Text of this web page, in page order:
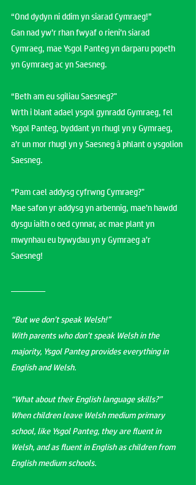
“Ond dydyn ni ddim yn siarad Cymraeg!”
Gan nad yw’r rhan fwyaf o rieni’n siarad
Cymraeg, mae Ysgol Panteg yn darparu popeth
yn Gymraeg ac yn Saesneg.
“Beth am eu sgiliau Saesneg?"
Wrth i blant adael ysgol gynradd Gymraeg, fel
Ysgol Panteg, byddant yn rhugl yn y Gymraeg,
a’r un mor rhugl yn y Saesneg â phlant o ysgolion
Saesneg.
“Pam cael addysg cyfrwng Cymraeg?"
Mae safon yr addysg yn arbennig, mae’n hawdd
dysgu iaith o oed cynnar, ac mae plant yn
mwynhau eu bywydau yn y Gymraeg a’r
Saesneg!
“But we don’t speak Welsh!”
With parents who don’t speak Welsh in the
majority, Ysgol Panteg provides everything in
English and Welsh.
“What about their English language skills?”
When children leave Welsh medium primary
school, like Ysgol Panteg, they are fluent in
Welsh, and as fluent in English as children from
English medium schools.